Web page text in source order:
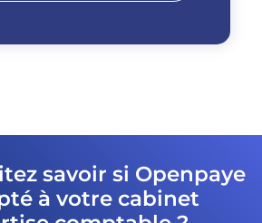
savoir si Openpaye
à votre cabinet